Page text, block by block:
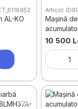
AL-KO
Articol:
Mașină
10 500